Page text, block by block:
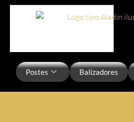
Postes Balizadores